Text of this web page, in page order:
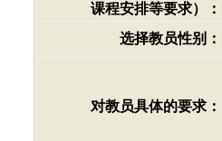
课程安排等要求）：
选择教员性别：
对教员具体的要求：